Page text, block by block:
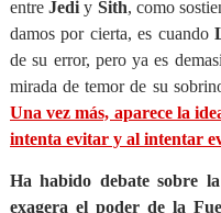
entreJediy Sith, como
damos por cierta, es cuando
de su error, pero ya es
mirada de temor de su
Una vez más, aparece la
intenta evitar y al intentar
Ha habido debate sobre
exagera el poder de la